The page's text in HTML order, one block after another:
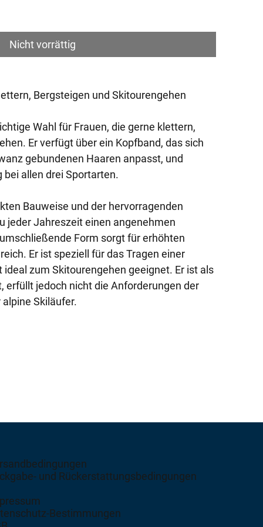
Nicht vorrättig
Bergsteigen und Skitourengehen
Wahl für Frauen, die gerne klettern,
Er verfügt über ein Kopfband, das sich
gebundenen Haaren anpasst, und
allen drei Sportarten.
Bauweise und der hervorragenden
jeder Jahreszeit einen angenehmen
Form sorgt für erhöhten
Er ist speziell für das Tragen einer
zum Skitourengehen geeignet. Er ist als
erfüllt jedoch nicht die Anforderungen der
Skiläufer.
und Rückerstattungsbedingungen
Bestimmungen